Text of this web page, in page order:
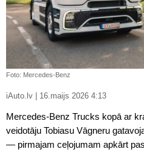
Foto: Mercedes-Benz
iAuto.lv | 16.maijs 2026 4:13
Mercedes-Benz Trucks kopā ar
veidotāju Tobiasu Vāgneru
— pirmajam ceļojumam apkārt